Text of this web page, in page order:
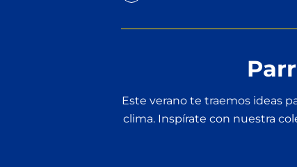
Este verano te traemos ideas
clima. Inspírate con nuestra